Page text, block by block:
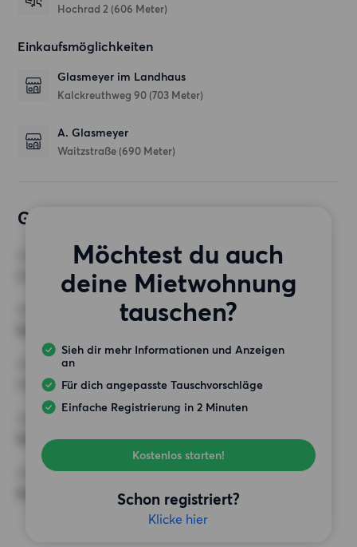
Hochrad 2 (606 Meter)
Einkaufsmöglichkeiten
Glasmeyer im Landhaus
Kalckreuthweg 90 (703 Meter)
A. Glasmeyer
Waitzstraße (690 Meter)
Gewünschte Wohnung
Möchtest du auch
deine Mietwohnung
tauschen?
Sieh dir mehr Informationen und Anzeigen
an
Für dich angepasste Tauschvorschläge
Einfache Registrierung in 2 Minuten
Kostenlos starten!
Schon registriert?
Klicke hier
2 Zimmer
MINDESTANZAHL AN QUADRATMETERN
HÖCHSTMIETE (KALTMIETE)
1 250 EUR
Keine besonderen Anforderungen
SONSTIGE PRÄFERENZEN
Keine bestimmten Präferenzen